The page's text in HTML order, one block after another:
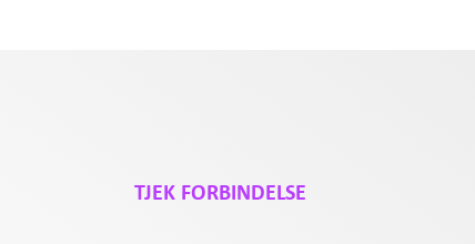
TJEK FORBINDELSE